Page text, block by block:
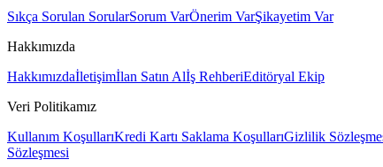
Sıkça Sorulan SorularSorum VarÖnerim VarŞikayetim Var
Hakkımızda
Hakkımızdaİletişimİlan Satın Alİş RehberiEditöryal Ekip
Veri Politikamız
Kullanım KoşullarıKredi Kartı Saklama KoşullarıGizlilik
Sözleşmesi